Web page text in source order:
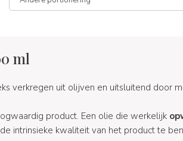
ml
verkregen uit olijven en uitsluitend door
product. Een olie die werkelijk
intrinsieke kwaliteit van het product te